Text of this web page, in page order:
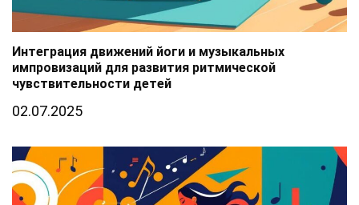
Интеграция движений йоги и музыкальных
импровизаций для развития ритмической
чувствительности детей
02.07.2025